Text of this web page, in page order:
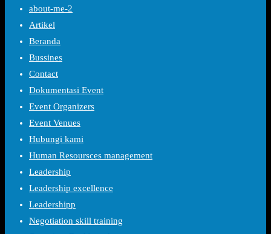
about-me-2
Artikel
Beranda
Bussines
Contact
Dokumentasi Event
Event Organizers
Event Venues
Hubungi kami
Human Resoursces management
Leadership
Leadership excellence
Leadershipp
Negotiation skill training